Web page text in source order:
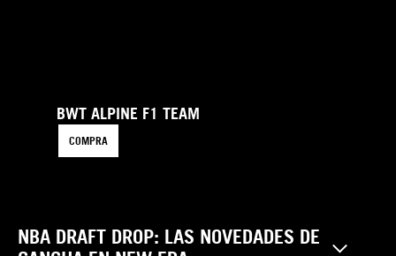
BWT ALPINE F1 TEAM
COMPRA
NBA DRAFT DROP: LAS NOVEDADES DE